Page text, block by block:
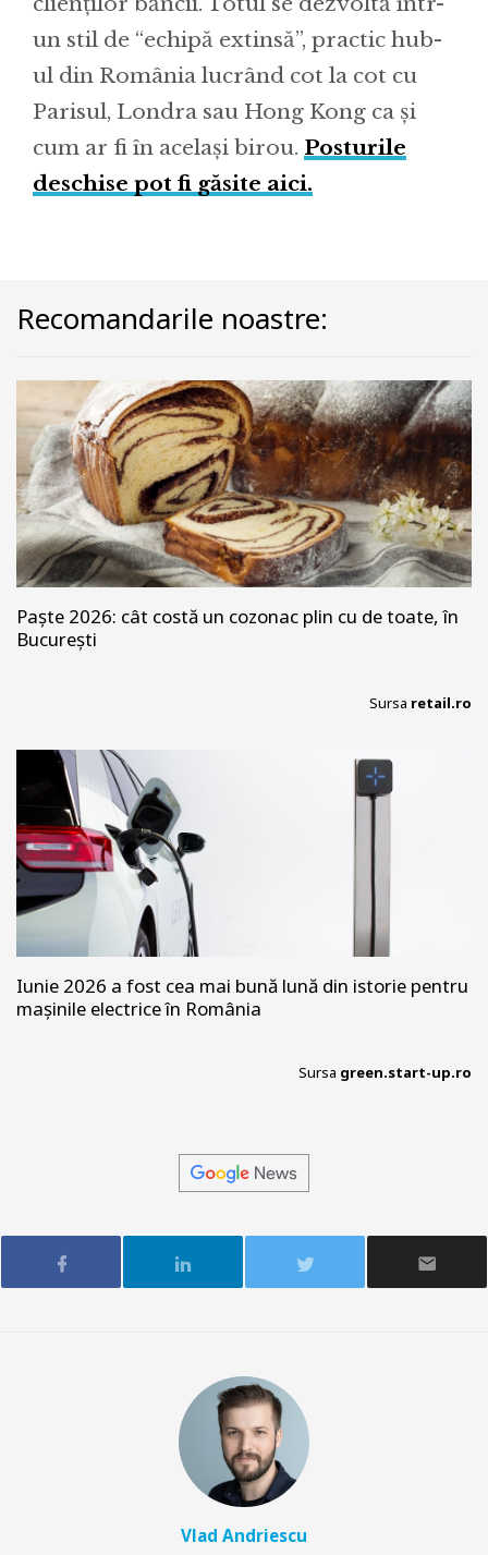
un stil de “echipă extinsă”, practic hub-
ul din România lucrând cot la cot cu
Parisul, Londra sau Hong Kong ca și
cum ar fi în același birou. Posturile
deschise pot fi găsite aici.
Recomandarile noastre:
Paște 2026: cât costă un cozonac plin cu de toate, în
București
Sursa retail.ro
Iunie 2026 a fost cea mai bună lună din istorie pentru
mașinile electrice în România
Sursa green.start-up.ro
Vlad Andriescu